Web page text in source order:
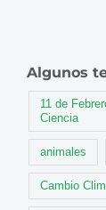
Algunos
11 de
Ciencia
animales
Cambio